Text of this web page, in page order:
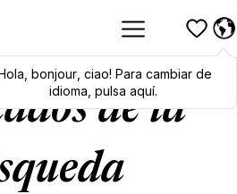
Hola,bonjour,ciao! To switch
languages, click here!
bonjour, ciao! Para cambiar de
idioma, pulsa aquí.
de la